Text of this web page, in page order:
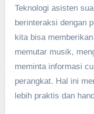
Teknologi asisten
berinteraksi dengan
kita bisa
memutar musik,
meminta informasi
perangkat. Hal ini
lebih praktis dan